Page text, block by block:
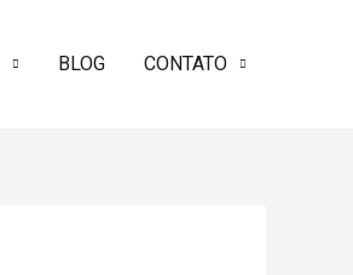
BLOG CONTATO